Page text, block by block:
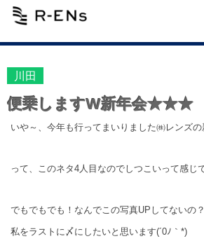
川田
便乗しますW新年会★★★
いや～、今年も行ってまいりました㈱レンズ
って、このネタ4人目なのでしつこいって感じ
でもでもでも！なんでこの写真UPしてないの
私をラストに〆にしたいと思います(´0ﾉ｀*)